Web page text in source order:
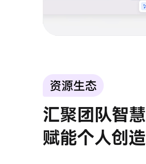
汇聚团队智慧
赋能个人创造